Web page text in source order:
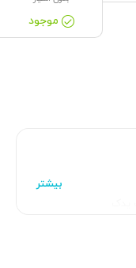
موجود